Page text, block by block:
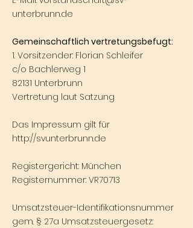
unterbrunn.de
Gemeinschaftlich vertretungsbefugt:
1. Vorsitzender: Florian Schleifer
c/o Bachlerweg 1
82131 Unterbrunn
Vertretung laut Satzung
Das Impressum gilt für
http://svunterbrunn.de
Registergericht: München
Registernummer: VR70713
Umsatzsteuer-Identifikationsnummer
gem. § 27a Umsatzsteuergesetz: